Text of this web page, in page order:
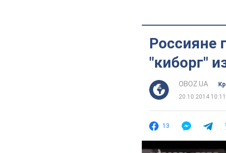
Россияне
"киборг"
OBOZ.UA
20.10.2014 10:11
13